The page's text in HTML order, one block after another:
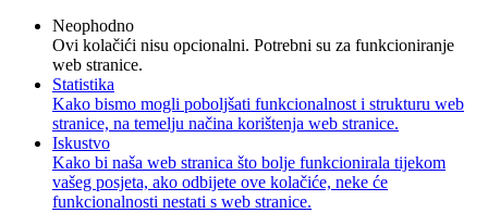
Neophodno
Ovi kolačići nisu opcionalni. Potrebni su za funkcioniranje
web stranice.
Statistika
Kako bismo mogli poboljšati funkcionalnost i strukturu web
stranice, na temelju načina korištenja web stranice.
Iskustvo
Kako bi naša web stranica što bolje funkcionirala tijekom
vašeg posjeta, ako odbijete ove kolačiće, neke će
funkcionalnosti nestati s web stranice.